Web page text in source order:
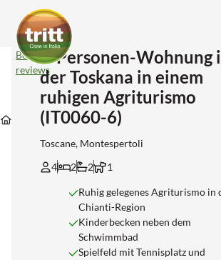
Unterkünfte
Unterkünfte
in
Unterkünfte
in
Unterkünfte
in
4-
Personen-
Wohnung
der
Toskana
in
einem
ruhigen
Agriturismo
(IT0060-
6)
Bekijk
reviews
4-Personen-Wohnung
der Toskana in einem
ruhigen Agriturismo
(IT0060-6)
Toscane, Montespertoli
4
2 2 1
Ruhig gelegenes Agriturismo in
Chianti-Region
Kinderbecken neben dem
Schwimmbad
Spielfeld mit Tennisplatz und